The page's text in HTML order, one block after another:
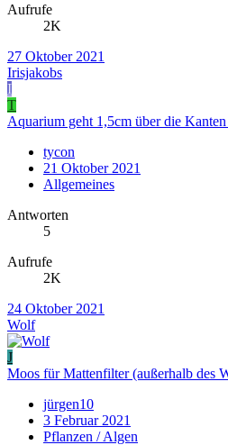
Aufrufe
2K
27 Oktober 2021
Irisjakobs
I
T
Aquarium geht 1,5cm über die Kanten
tycon
21 Oktober 2021
Allgemeines
Antworten
5
Aufrufe
2K
24 Oktober 2021
Wolf
J
Moos für Mattenfilter (außerhalb des
jürgen10
3 Februar 2021
Pflanzen / Algen